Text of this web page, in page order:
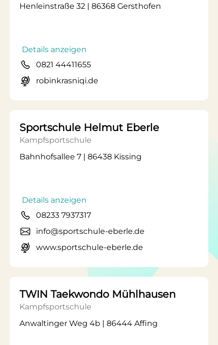
Henleinstraße 32 | 86368 Gersthofen
Details anzeigen
0821 44411655
robinkrasniqi.de
Sportschule Helmut Eberle
Kampfsportschule
Bahnhofsallee 7 | 86438 Kissing
Details anzeigen
08233 7937317
info@sportschule-eberle.de
www.sportschule-eberle.de
TWIN Taekwondo Mühlhausen
Kampfsportschule
Anwaltinger Weg 4b | 86444 Affing